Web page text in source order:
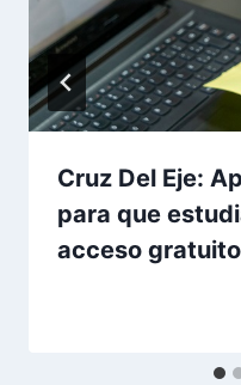
Cruz Del Eje:
para que
acceso